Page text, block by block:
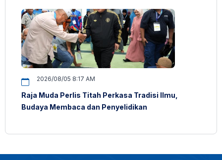
2026/08/05 8:17 AM
Raja Muda Perlis Titah Perkasa Tradisi Ilmu,
Budaya Membaca dan Penyelidikan